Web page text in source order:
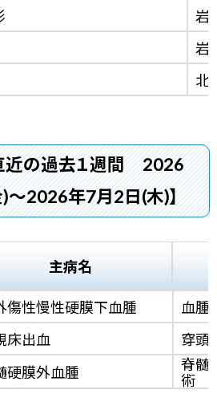
岩
岩
北
近の過去１週間 2026
2026年7月2日(木)】
主病名
傷性慢性硬膜下血腫
血腫
床出血
穿頭
硬膜外血腫 脊髄
術